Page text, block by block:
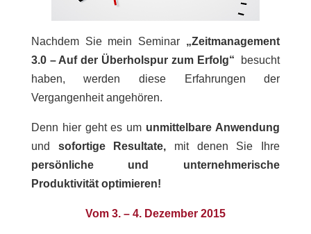
Nachdem Sie mein Seminar „Zeitmanagement
3.0 – Auf der Überholspur zum Erfolg“ besucht
haben, werden diese Erfahrungen der
Vergangenheit angehören.
Denn hier geht es um unmittelbare Anwendung
und sofortige Resultate, mit denen Sie Ihre
persönliche und unternehmerische
Produktivität optimieren!
Vom 3. – 4. Dezember 2015